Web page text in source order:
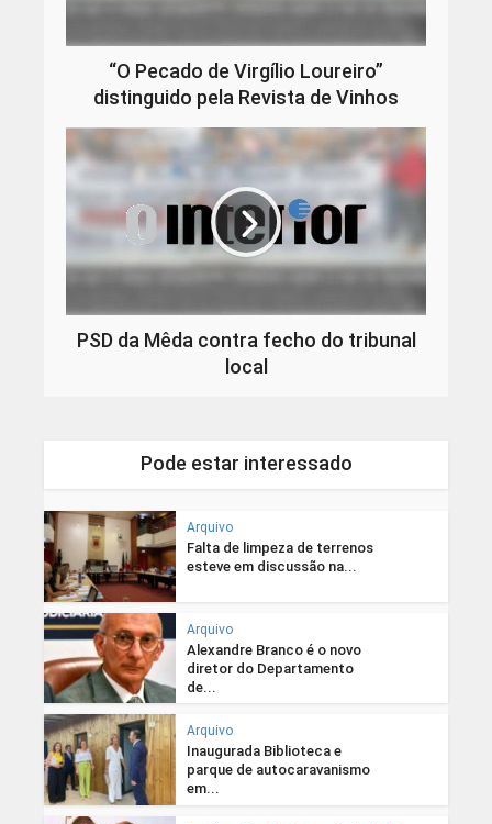
“O Pecado de Virgílio Loureiro”
distinguido pela Revista de Vinhos
PSD da Mêda contra fecho do tribunal
local
Pode estar interessado
Arquivo
Falta de limpeza de terrenos
esteve em discussão na...
Arquivo
Alexandre Branco é o novo
diretor do Departamento
de...
Arquivo
Inaugurada Biblioteca e
parque de autocaravanismo
em...